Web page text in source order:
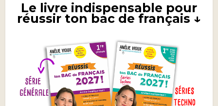
Le livre indispensable pour
réussir ton bac de français ↓